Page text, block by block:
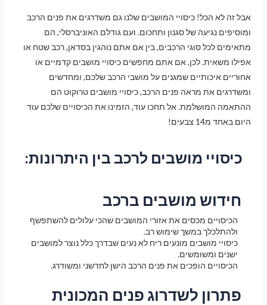
אבל זה לא הכל! כיסויי המושבים שלנו גם משדרגים את פנים הרכב
ומוסיפים נגיעה של סגנון ותחכום. ועם גודלם האוניברסלי, הם
מתאימים לכל סוגי הרכבים, בין אם אתם נוהגין בסדאן, רכב שטח או
אפילו משאית. לכן, אם אתם מחפשים כיסויי מושבים קדמיים או
אחוריים איכותיים שמגנים על מושבי הרכב שלכם, ומחדשים
ומשדרגים את מראה פנים הרכב, כיסויי מושבים טרוקוט הם
ההתאמה המושלמת. אל תחכו עוד, הזמינו את הכיסויים שלכם עוד
היום באחד מ14 צבעים!
כיסויי מושבים לרכבבין היתרונות:
חידוש מושבים ברכב
הכיסויים מכסים את אזורי המושבים שהכי עלולים להשתפשף
ולהתלכלך במשך שימוש רב.
כיסויי מושבים מונעים ריח לא נעים שבדרך כלל נוצר למושבים
ישנים ומשומשים.
הכיסויים הופכים את פנים הרכב הישן לחדשני ומשודרג.
פתרון לשדרוג פנים המכונית
תשלום